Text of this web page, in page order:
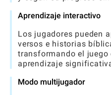
Aprendizaje interactivo
Los jugadores pueden
versos e historias
transformando el juego
aprendizaje
Modo multijugador